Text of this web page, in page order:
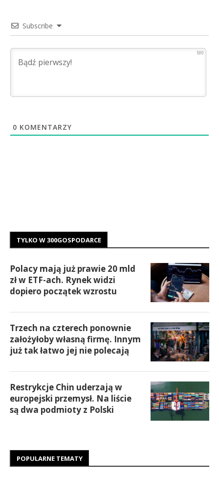
Subscribe
500
0 KOMENTARZY
TYLKO W 300GOSPODARCE
Polacy mają już prawie 20 mld
zł w ETF-ach. Rynek widzi
dopiero początek wzrostu
Trzech na czterech ponownie
założyłoby własną firmę. Innym
już tak łatwo jej nie polecają
Restrykcje Chin uderzają w
europejski przemysł. Na liście
są dwa podmioty z Polski
POPULARNE TEMATY